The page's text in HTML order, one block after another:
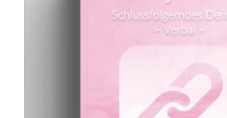
Übungsbuch:
Denken verbal